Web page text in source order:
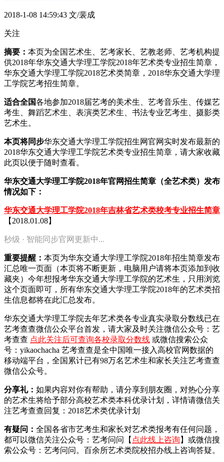
2018-1-08 14:59:43 文/裴成
关注
摘要： 本页为全国艺术生、艺考家长、艺教老师、艺考机构提
供2018年华东交通大学理工学院2018年艺术类专业招生简章，
华东交通大学理工学院2018艺术类简章，2018华东交通大学理
工学院艺考招生简章。
适合全国各地参加2018届艺考的美术生、艺考音乐生、传媒艺
考生、舞蹈艺术生、表演类艺术生、书法专业艺考生、摄影类
艺术生。
本页将同步华东交通大学理工学院招生网官网实时发布最新的
2018华东交通大学理工学院艺术类专业招生简章，请大家收藏
此页以便于随时查看。
华东交通大学理工学院2018年官网招生简章（全艺术类）发布
情况如下：
华东交通大学理工学院2018年吉林省艺术类校考专业招生简章
【2018.01.08】
秒级 · 智能同步官网更新中...
重要提醒： 本页为华东交通大学理工学院2018年招生简章发布
汇总唯一页面（本页将不断更新，电脑用户请将本页添加到收
藏夹）今年想报考华东交通大学理工学院的艺术生，只用浏览
这个页面即可，所有华东交通大学理工学院2018年的艺术类招
生信息都将在此汇总发布。
华东交通大学理工学院去年艺术类各专业真实录取分数线已在
艺考查查微信公众平台首发， 请大家及时关注微信公众号：艺
考查查 点此关注后可查询各校录取分数线 或微信搜索公众
号：yikaochacha 艺考查查是全中国唯一接入高校官网数据的
移动端平台，全国累计已有98万名艺术生和家长关注艺考查查
微信公众号。
分享礼： 如果内容对你有帮助，请分享到朋友圈，对热心分享
的艺术生将给予部分高校艺术类本科优录计划，详情请微信关
注艺考查查回复：2018艺术类优录计划
有疑问： 全国各省市艺考生和家长对艺术类报考有任何问题，
都可以微信关注公众号：艺考问问【 点此线上咨询 】或微信搜
索公众号：艺考问问。百余所艺术类院校招办线上咨询答疑。